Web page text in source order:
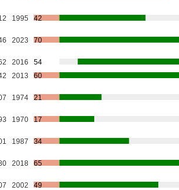
1995 42
2023 70
2016
54
2013 60
1974 21
1970 17
1987 34
2018 65
2002 49